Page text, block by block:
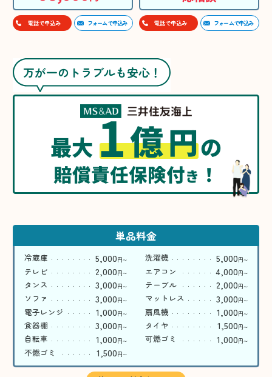
電話で申込み フォームで申込み 電話で申込み フォームで申込み
万が一のトラブルも安心！
最大1億円の
賠償責任保険付き ！
単品料金
冷蔵庫 5,000円〜 洗濯機 5,000円〜
テレビ 2,000円〜 エアコン 4,000円〜
タンス 3,000円〜 テーブル 2,000円〜
ソファ 3,000円〜 マットレス 3,000円〜
電子レンジ 1,000円〜 扇風機 1,000円〜
食器棚 3,000円〜 タイヤ 1,500円〜
自転車 1,000円〜 可燃ゴミ 1,000円〜
不燃ゴミ 1,500円〜